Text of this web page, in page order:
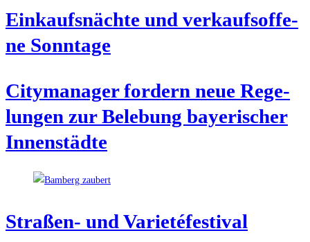
Ein­kaufs­näch­te und ver­kaufs­of­fe­
ne Sonntage
City­ma­na­ger for­dern neue Rege­
lun­gen zur Bele­bung baye­ri­scher
Innenstädte
Stra­ßen- und Varietéfestival